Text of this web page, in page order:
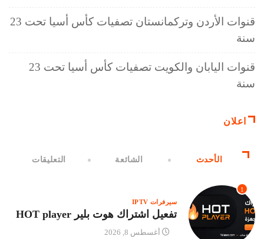
قنوات الأردن وتركمانستان تصفيات كأس أسيا تحت 23
سنة
قنوات اليابان والكويت تصفيات كأس أسيا تحت 23
سنة
اعلان
الأحدث الشائعة التعليقات
1
سيرفرات IPTV
تفعيل اشتراك هوت بلير HOT player
أغسطس 8, 2026